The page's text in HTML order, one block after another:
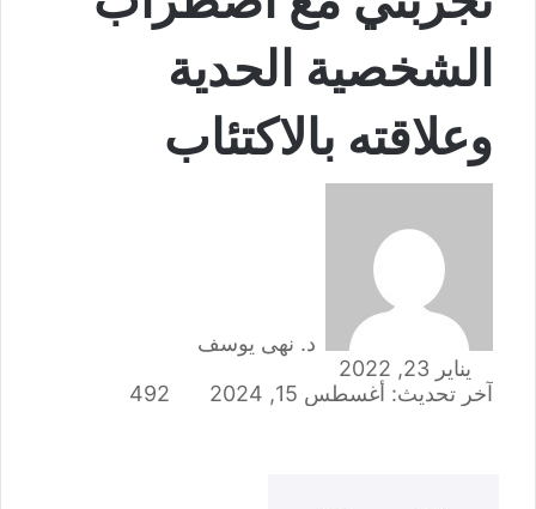
الشخصية الحدية
وعلاقته بالاكتئاب
د. نهى يوسف
يناير 23, 2022
آخر تحديث: أغسطس 15, 2024
492